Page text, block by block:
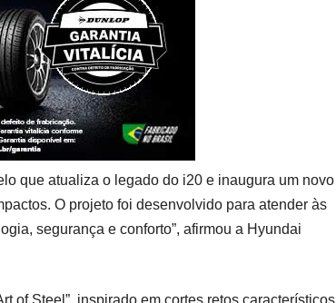
que atualiza o legado do i20 e inaugura um novo
O projeto foi desenvolvido para atender às
segurança e conforto”, afirmou a Hyundai